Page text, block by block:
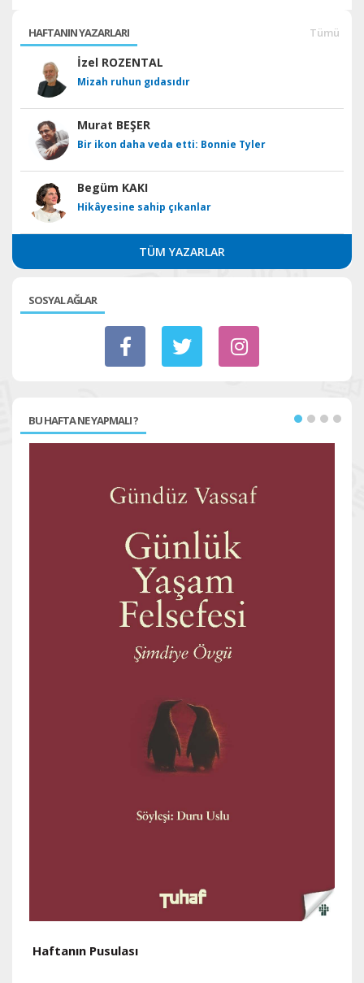
HAFTANIN YAZARLARI Tümü
İzel ROZENTAL
Mizah ruhun gıdasıdır
Murat BEŞER
Bir ikon daha veda etti: Bonnie Tyler
Begüm KAKI
Hikâyesine sahip çıkanlar
TÜM YAZARLAR
SOSYAL AĞLAR
BU HAFTA NE YAPMALI ?
Haftanın Pusulası